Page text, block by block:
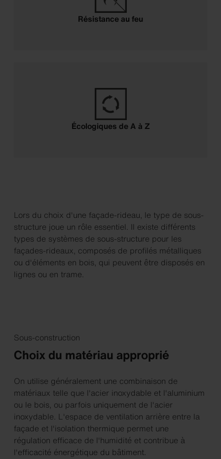
Résistance au feu
Écologiques de A à Z
Lors du choix d'une façade-rideau, le type de sous-
structure joue un rôle essentiel. Il existe différents
types de systèmes de sous-structure pour les
façades-rideaux, composés de profilés métalliques
ou d'éléments en bois, qui peuvent être disposés en
lignes ou en trame.
Sous-construction
Choix du matériau approprié
On utilise généralement une combinaison de
matériaux telle que l'acier inoxydable et l'aluminium
ou le bois, ou parfois uniquement de l'acier
inoxydable. L'espace de ventilation arrière entre la
façade et l'isolation thermique permet une
régulation efficace de l'humidité et contribue à
l'efficacité énergétique du bâtiment.